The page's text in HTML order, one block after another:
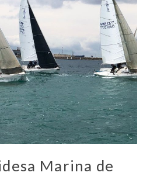
Marina de